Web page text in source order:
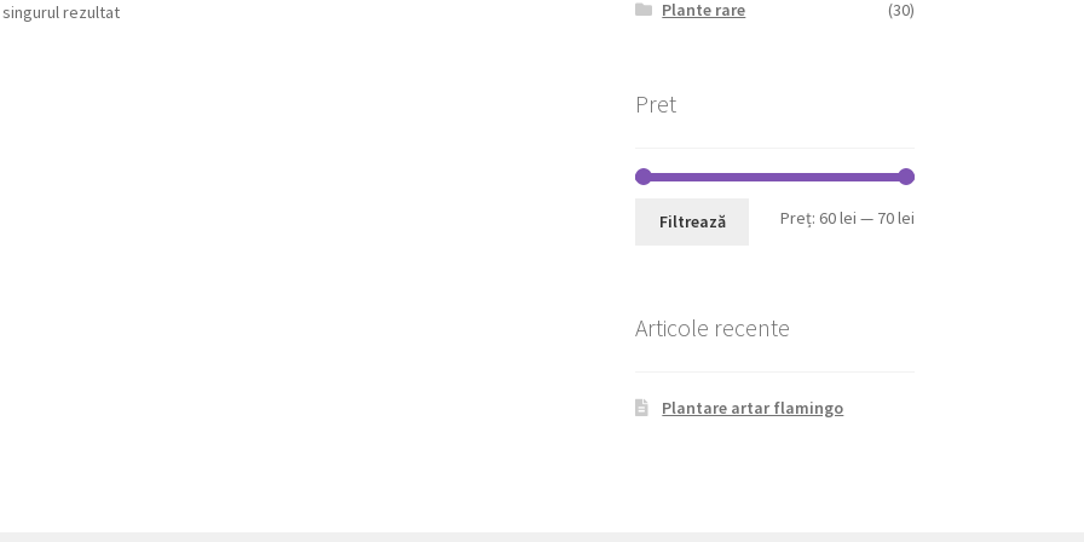
rezultat
Plante rare
(30)
Pret
Preț
Preț
Filtrează Preț: 60 lei — 70 lei
Articole recente
Plantare artar flamingo